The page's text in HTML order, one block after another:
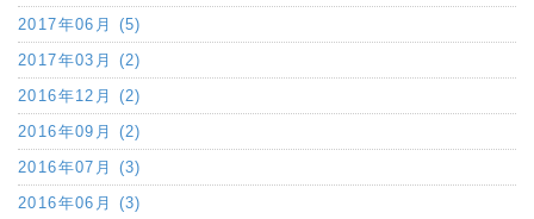
2017年06月 (5)
2017年03月 (2)
2016年12月 (2)
2016年09月 (2)
2016年07月 (3)
2016年06月 (3)